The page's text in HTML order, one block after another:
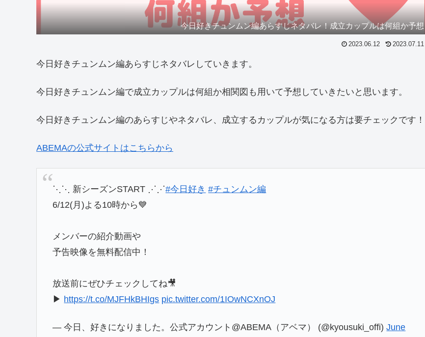
今日好きチュンムン編あらすじネタバレ！成立カップルは何組か予想
2023.06.12 2023.07.11
今日好きチュンムン編あらすじネタバレしていきます。
今日好きチュンムン編で成立カップルは何組か相関図も用いて予想していきたいと思います。
今日好きチュンムン編のあらすじやネタバレ、成立するカップルが気になる方は要チェックです！
ABEMAの公式サイトはこちらから
⋱⋱ 新シーズンSTART ⋰⋰#今日好き #チュンムン編
6/12(月)よる10時から💙
メンバーの紹介動画や
予告映像を無料配信中！
放送前にぜひチェックしてね🎥
▶︎ https://t.co/MJFHkBHIgs pic.twitter.com/1IOwNCXnOJ
— 今日、好きになりました。公式アカウント@ABEMA（アベマ） (@kyousuki_offi)June